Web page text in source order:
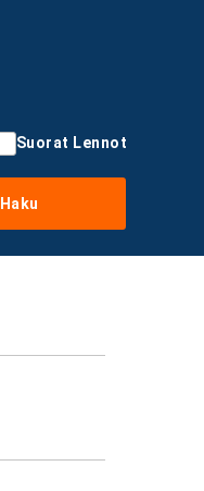
Suorat Lennot
Haku